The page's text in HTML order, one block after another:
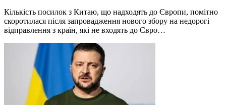
Кількість посилок з Китаю, що надходять до Європи, помітно
скоротилася після запровадження нового збору на недорогі
відправлення з країн, які не входять до Євро…